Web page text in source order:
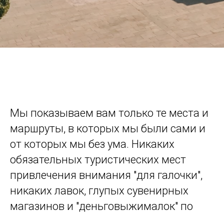
Мы показываем вам только те места и
маршруты, в которых мы были сами и
от которых мы без ума. Никаких
обязательных туристических мест
привлечения внимания "для галочки",
никаких лавок, глупых сувенирных
магазинов и "деньговыжималок" по